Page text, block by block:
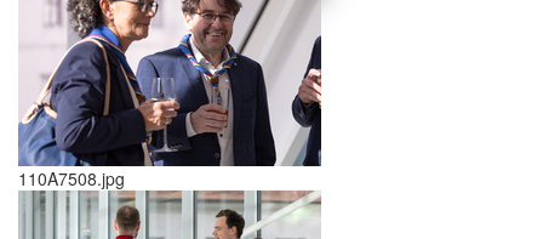
110A7508.jpg